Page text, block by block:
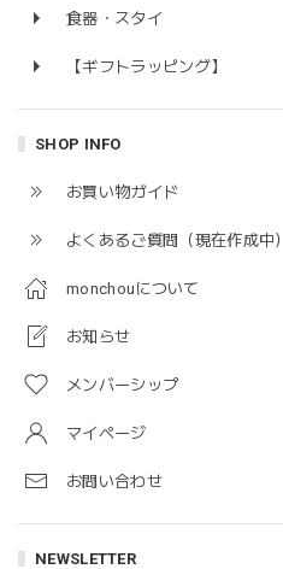
食器・スタイ
【ギフトラッピング】
SHOP INFO
お買い物ガイド
よくあるご質問（現在作成中）
monchouについて
お知らせ
メンバーシップ
マイページ
お問い合わせ
NEWSLETTER